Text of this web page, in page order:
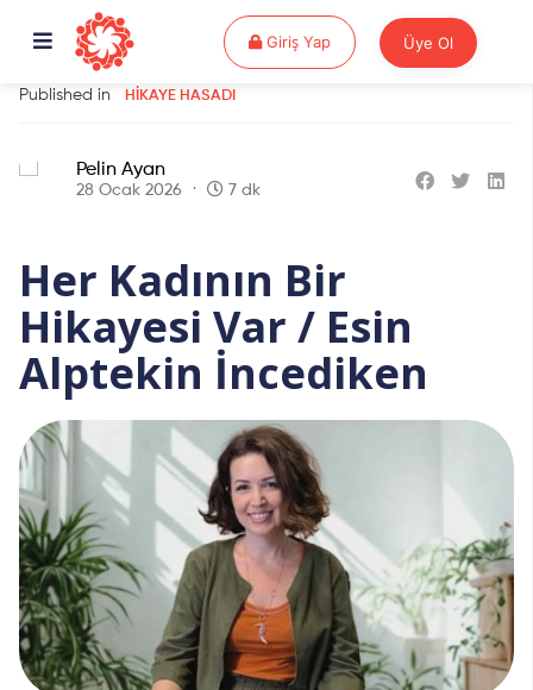
Giriş YapGiriş Yap Üye Ol
Published in HIKAYE HASADI
Pelin Ayan
28 Ocak 2026 7 dk
Her Kadının Bir
Hikayesi Var / Esin
Alptekin İncediken